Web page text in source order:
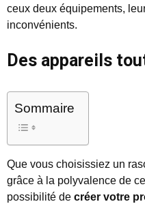
ceux deux équipements,
inconvénients.
Des appareils
Sommaire
Que vous choisissiez un
grâce à la polyvalence de
possibilité de créer votre